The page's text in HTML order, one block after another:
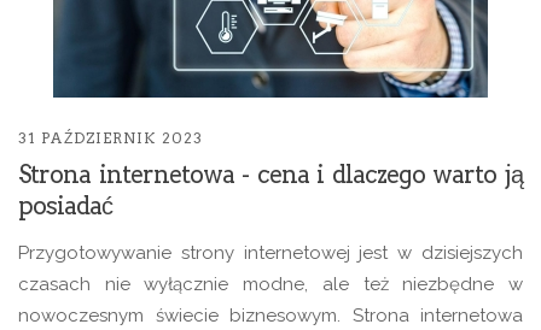
31 PAŹDZIERNIK 2023
Strona internetowa - cena i dlaczego warto ją
posiadać
Przygotowywanie strony internetowej jest w dzisiejszych
czasach nie wyłącznie modne, ale też niezbędne w
nowoczesnym świecie biznesowym. Strona internetowa